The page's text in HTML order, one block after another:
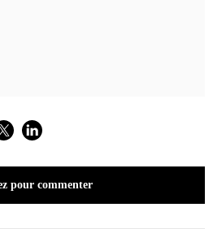
TwitterLinkedIn
pour commenter